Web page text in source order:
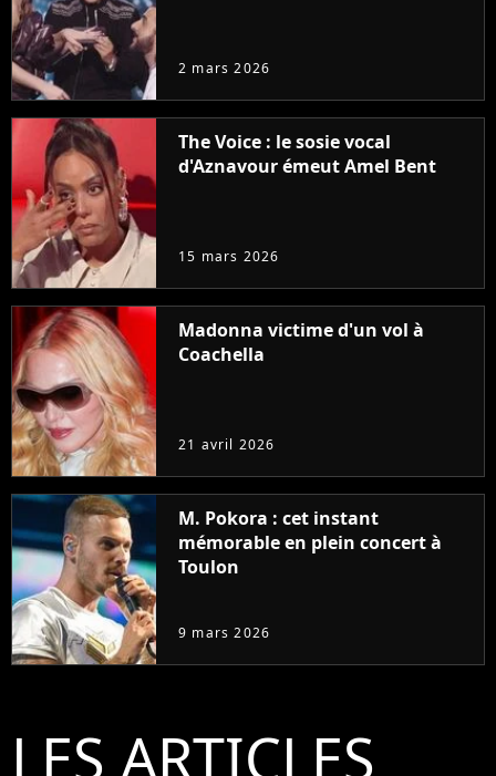
2 mars 2026
The Voice : le sosie vocal
d'Aznavour émeut Amel Bent
15 mars 2026
Madonna victime d'un vol à
Coachella
21 avril 2026
M. Pokora : cet instant
mémorable en plein concert à
Toulon
9 mars 2026
LES ARTICLES